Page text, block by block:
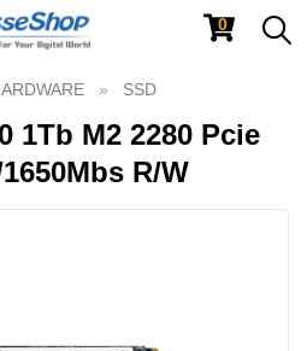
0
SSD
1Tb M2 2280 Pcie
R/W